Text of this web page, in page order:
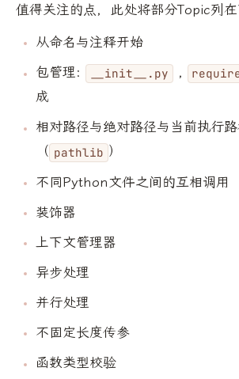
值得关注的点，此处将部分Topic列在
从命名与注释开始
包管理:
__init__.py ,
成
相对路径与绝对路径与当前执行
（ pathlib ）
不同Python文件之间的互相调用
装饰器
上下文管理器
异步处理
并行处理
不固定长度传参
函数类型校验